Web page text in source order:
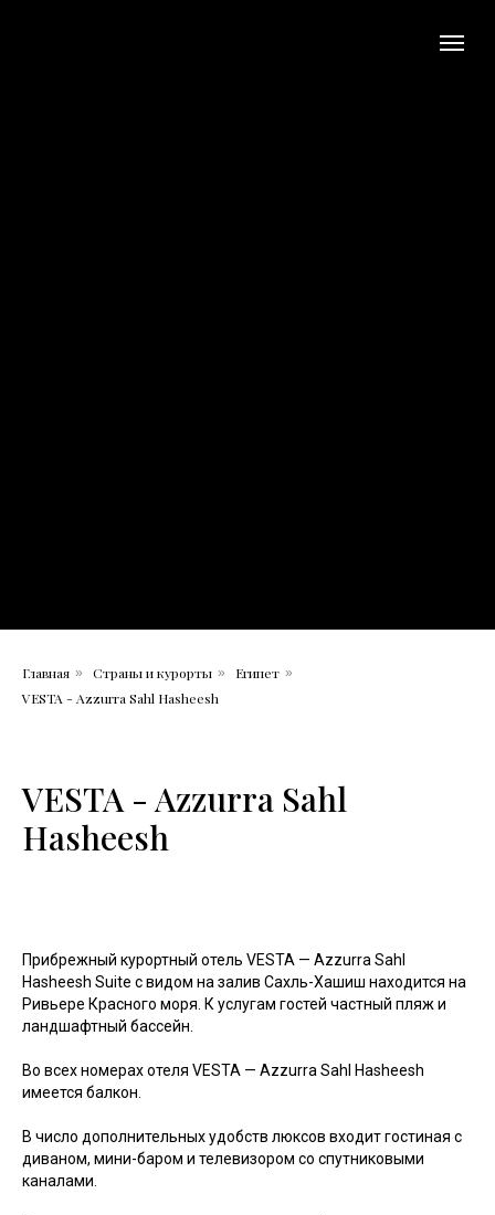
Главная » Страны и курорты » Египет »
VESTA - Azzurra Sahl Hasheesh
VESTA - Azzurra Sahl
Hasheesh
Прибрежный курортный отель VESTA — Azzurra Sahl
Hasheesh Suite с видом на залив Сахль-Хашиш находится на
Ривьере Красного моря. К услугам гостей частный пляж и
ландшафтный бассейн.
Во всех номерах отеля VESTA — Azzurra Sahl Hasheesh
имеется балкон.
В число дополнительных удобств люксов входит гостиная с
диваном, мини-баром и телевизором со спутниковыми
каналами.